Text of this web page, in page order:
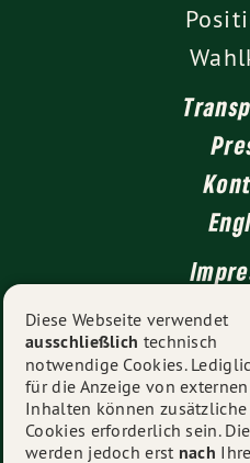
© 2026Florian Siekmann
Diese Webseite verwendet
ausschließlich technisch
notwendige Cookies.
für die Anzeige von externen
Inhalten können zusätzliche
Cookies erforderlich sein.
werden jedoch erst nach